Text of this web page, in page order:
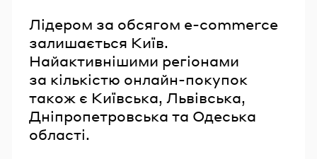
Лідером за обсягом e-commerce
залишається Київ.
Найактивнішими регіонами
за кількістю онлайн-покупок
також є Київська, Львівська,
Дніпропетровська та Одеська
області.